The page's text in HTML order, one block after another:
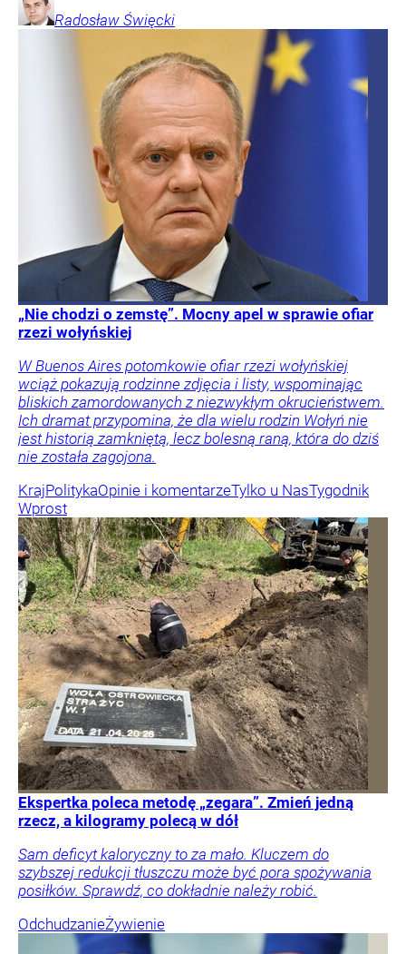
Radosław Święcki
„Nie chodzi o zemstę”. Mocny apel w sprawie ofiar
rzezi wołyńskiej
W Buenos Aires potomkowie ofiar rzezi wołyńskiej
wciąż pokazują rodzinne zdjęcia i listy, wspominając
bliskich zamordowanych z niezwykłym okrucieństwem.
Ich dramat przypomina, że dla wielu rodzin Wołyń nie
jest historią zamkniętą, lecz bolesną raną, która do dziś
nie została zagojona.
KrajPolitykaOpinie i komentarzeTylko u NasTygodnik
Wprost
Ekspertka poleca metodę „zegara”. Zmień jedną
rzecz, a kilogramy polecą w dół
Sam deficyt kaloryczny to za mało. Kluczem do
szybszej redukcji tłuszczu może być pora spożywania
posiłków. Sprawdź, co dokładnie należy robić.
OdchudzanieŻywienie